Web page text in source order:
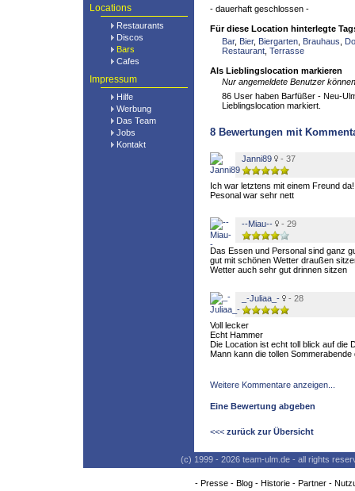
Locations
Restaurants
Discos
Bars
Cafes
Impressum
Hilfe
Werbung
Das Team
Jobs
Kontakt
- dauerhaft geschlossen -
Für diese Location hinterlegte
Bar, Bier, Biergarten Brauhaus
Restaurant Terrasse
Als Lieblingslocation markieren
Nur angemeldete Benutzer
86 User haben Barfüßer - Neu-
Lieblingslocation markiert.
8 Bewertungen mit
Janni89 - 37
Ich war letztens mit einem Freund
Pesonal war sehr nett
--Miau-- - 29
Das Essen und Personal sind ganz
gut mit schönen Wetter draußen
Wetter auch sehr gut drinnen sitzen
_-Juliaa_- - 28
Voll lecker
Echt Hammer
Die Location ist echt toll blick auf die
Mann kann die tollen
Weitere Kommentare anzeigen...
Eine Bewertung abgeben
<<< zurück zur Übersicht
(c) 1999 - 2026 team-ulm.de - all rights
- Presse- Blog- Historie- Partner-